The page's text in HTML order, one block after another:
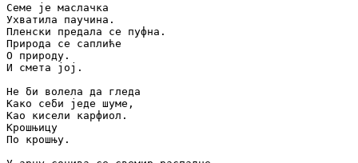
Семе је маслачка
Ухватила паучина.
Пленски предала се пуфна.
Природа се саплиће
О природу.
И смета јој.
Не би волела да гледа
Како себи једе шуме,
Као кисели карфиол.
Крошњицу
По крошњу.